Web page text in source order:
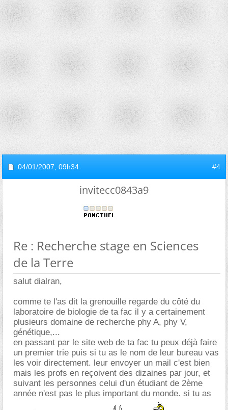
04/01/2007, 09h34 #4
invitecc0843a9
Re : Recherche stage en Sciences
de la Terre
salut dialran,
comme te l'as dit la grenouille regarde du côté du
laboratoire de biologie de ta fac il y a certainement
plusieurs domaine de recherche phy A, phy V,
génétique,...
en passant par le site web de ta fac tu peux déjà faire
un premier trie puis si tu as le nom de leur bureau vas
les voir directement. leur envoyer un mail c'est bien
mais les profs en reçoivent des dizaines par jour, et
suivant les personnes celui d'un étudiant de 2ème
année n'est pas le plus important du monde. si tu as